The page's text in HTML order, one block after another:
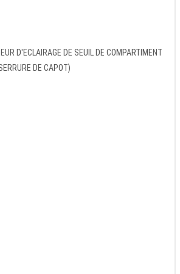
D'ECLAIRAGE DE SEUIL DE COMPARTIMENT
DE CAPOT)